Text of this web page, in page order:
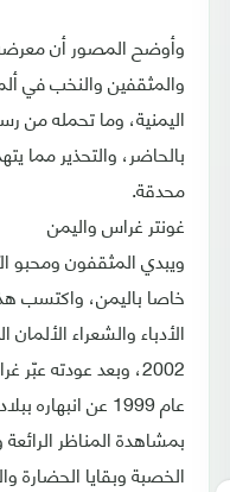
وأوضح المصور أن معرضه
والمثقفين والنخب في
اليمنية، وما تحمله من
بالحاضر، والتحذير مما
محدقة.
غونتر غراس واليمن
ويبدي المثقفون ومحبو
خاصا باليمن، واكتسب
الأدباء والشعراء
2002، وبعد عودته
عام 1999 عن
بمشاهدة المناظر
الخصبة وبقايا الحضارة